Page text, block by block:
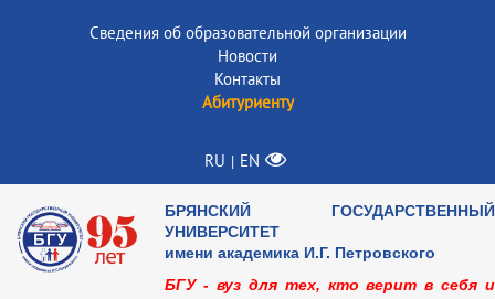
Сведения об образовательной организации
Новости
Контакты
Абитуриенту
RU | EN
БРЯНСКИЙ ГОСУДАРСТВЕННЫЙ
УНИВЕРСИТЕТ
имени академика И.Г. Петровского
БГУ - вуз для тех, кто верит в себя и